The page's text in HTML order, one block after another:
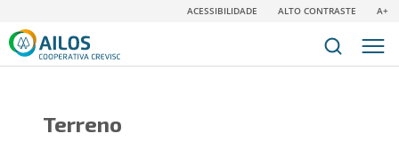
ACESSIBILIDADE ALTO CONTRASTE A+
Terreno